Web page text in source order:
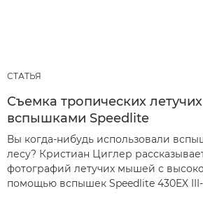
СТАТЬЯ
Съемка тропических
вспышками Speedlite
Вы когда-нибудь использовали
лесу? Кристиан Циглер
фотографий летучих мышей с
помощью вспышек Speedlite 430EX III-